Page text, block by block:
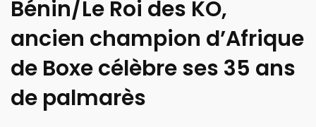
Bénin/Le Roi des KO,
ancien champion d’Afrique
de Boxe célèbre ses 35 ans
de palmarès